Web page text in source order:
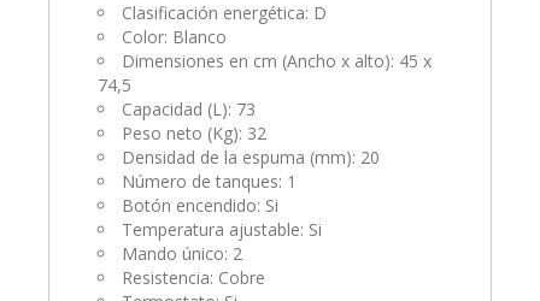
Clasificación energética: D
Color: Blanco
Dimensiones en cm (Ancho x alto): 45 x
74,5
Capacidad (L): 73
Peso neto (Kg): 32
Densidad de la espuma (mm): 20
Número de tanques: 1
Botón encendido: Si
Temperatura ajustable: Si
Mando único: 2
Resistencia: Cobre